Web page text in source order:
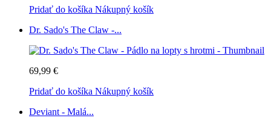
Pridať do košíka Nákupný košík
Dr. Sado's The Claw -...
69,99 €
Pridať do košíka Nákupný košík
Deviant - Malá...